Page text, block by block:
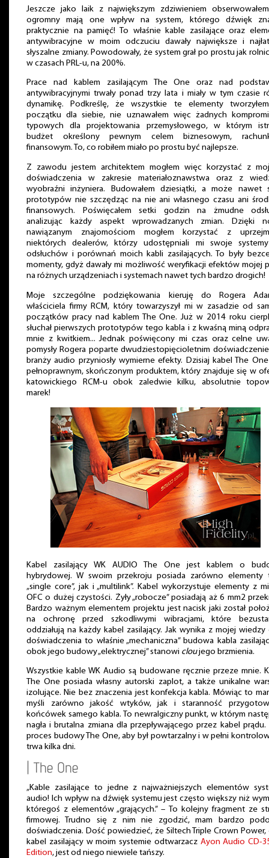
Jeszcze jako laik z największym zdziwieniem
ogromny mają one wpływ na system, którego dźwięk
praktycznie na pamięć! To właśnie kable zasilające oraz
antywibracyjne w moim odczuciu dawały największe i
słyszalne zmiany. Powodowały, że system grał po prostu jak
w czasach PRL-u, na 200%.
Prace nad kablem zasilającym The One oraz nad
antywibracyjnymi trwały ponad trzy lata i miały w tym czasie
dynamikę. Podkreślę, że wszystkie te elementy
początku dla siebie, nie uznawałem więc żadnych
typowych dla projektowania przemysłowego, w którym
budżet określony pewnym celem biznesowym,
finansowym. To, co robiłem miało po prostu być najlepsze.
Z zawodu jestem architektem mogłem więc korzystać z
doświadczenia w zakresie materiałoznawstwa oraz z
wyobraźni inżyniera. Budowałem dziesiątki, a może nawet
prototypów nie szczędząc na nie ani własnego czasu ani
finansowych. Poświęcałem setki godzin na żmudne
analizując każdy aspekt wprowadzanych zmian. Dzięki
nawiązanym znajomościom mogłem korzystać z
niektórych dealerów, którzy udostępniali mi swoje
odsłuchów i porównań moich kabli zasilających. To były
momenty, gdyż dawały mi możliwość weryfikacji efektów mojej
na różnych urządzeniach i systemach nawet tych bardzo drogich!
Moje szczególne podziękowania kieruję do Rogera
właściciela firmy RCM, który towarzyszył mi w zasadzie od
początków pracy nad kablem The One. Już w 2014 roku
słuchał pierwszych prototypów tego kabla i z kwaśną miną
mnie z kwitkiem... Jednak poświęcony mi czas oraz celne
pomysły Rogera poparte dwudziestopięcioletnim
branży audio przyniosły wymierne efekty. Dzisiaj kabel The
pełnoprawnym, skończonym produktem, który znajduje się w
katowickiego RCM-u obok zaledwie kilku, absolutnie
marek!
Kabel zasilający WK AUDIO The One jest kablem o
hybrydowej. W swoim przekroju posiada zarówno elementy
„single core”, jak i „multilink”. Kabel wykorzystuje elementy z
OFC o dużej czystości. Żyły „robocze” posiadają aż 6 mm2
Bardzo ważnym elementem projektu jest nacisk jaki został
na ochronę przed szkodliwymi wibracjami, które
oddziałują na każdy kabel zasilający. Jak wynika z mojej wiedzy
doświadczenia to właśnie „mechaniczna” budowa kabla
obok jego budowy „elektrycznej” stanowi cloujego brzmienia.
Wszystkie kable WK Audio są budowane ręcznie przeze mnie.
The One posiada własny autorski zaplot, a także unikalne
izolujące. Nie bez znaczenia jest konfekcja kabla. Mówiąc to
myśli zarówno jakość wtyków, jak i staranność
końcówek samego kabla. To newralgiczny punkt, w którym
nagła i brutalna zmiana dla przepływającego przez kabel prądu.
proces budowy The One, aby był powtarzalny i w pełni
trwa kilka dni.
| The One
„Kable zasilające to jedne z najważniejszych elementów
audio! Ich wpływ na dźwięk systemu jest często większy niż
któregoś z elementów „grających.” – To kolejny fragment ze
firmowej. Trudno się z nim nie zgodzić, mam bardzo
doświadczenia. Dość powiedzieć, że Siltech Triple Crown Power,
kabel zasilający w moim systemie odtwarzacz Ayon Audio CD-
Edition, jest od niego niewiele tańszy.